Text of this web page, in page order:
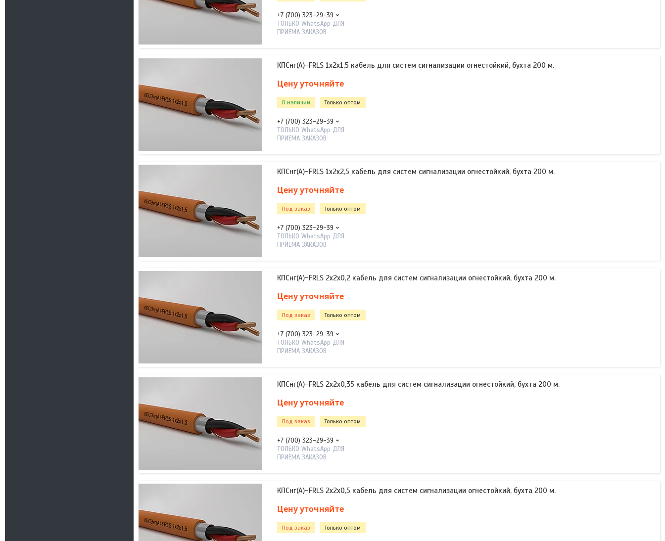
+7 (700) 323-29-39
ТОЛЬКО WhatsApp ДЛЯ
ПРИЕМА ЗАКАЗОВ
КПСнг(А)-FRLS 1х2х1,5 кабель для систем сигнализации огнестойкий, бухта 200 м.
Цену уточняйте
В наличии Только оптом
+7 (700) 323-29-39
ТОЛЬКО WhatsApp ДЛЯ
ПРИЕМА ЗАКАЗОВ
КПСнг(А)-FRLS 1х2х2,5 кабель для систем сигнализации огнестойкий, бухта 200 м.
Цену уточняйте
Под заказ Только оптом
+7 (700) 323-29-39
ТОЛЬКО WhatsApp ДЛЯ
ПРИЕМА ЗАКАЗОВ
КПСнг(А)-FRLS 2х2х0,2 кабель для систем сигнализации огнестойкий, бухта 200 м.
Цену уточняйте
Под заказ Только оптом
+7 (700) 323-29-39
ТОЛЬКО WhatsApp ДЛЯ
ПРИЕМА ЗАКАЗОВ
КПСнг(А)-FRLS 2х2х0,35 кабель для систем сигнализации огнестойкий, бухта 200 м.
Цену уточняйте
Под заказ Только оптом
+7 (700) 323-29-39
ТОЛЬКО WhatsApp ДЛЯ
ПРИЕМА ЗАКАЗОВ
КПСнг(А)-FRLS 2х2х0,5 кабель для систем сигнализации огнестойкий, бухта 200 м.
Цену уточняйте
Под заказ Только оптом